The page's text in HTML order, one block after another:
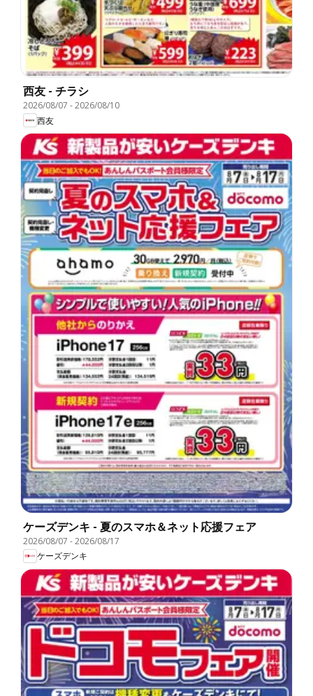
西友 - チラシ
2026/08/07 -2026/08/10
西友
ケーズデンキ - 夏のスマホ＆ネット応援フェア
2026/08/07 -2026/08/17
ケーズデンキ